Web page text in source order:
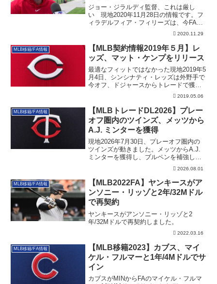
込み
ジョー・ジラルディ監督、これは厳し
い 現地2020年11月28日の情報です。フ
ィラデルフィア・フィリーズは、今FAの
2020.11.29
MLB移籍/FA情報
【MLB契約情報2019年５月】レ
ッズ、マット・ケンプをリリース
最適なフィットではなかった現地2019年5
月4日、シンシナティ・レッズは外野手で
今オフ、ドジャースからトレードで獲得
2019.05.06
MLB移籍/FA情報
【MLBトレードDL2026】プレー
オフ圏内のツインズ、メッツから
A.J. ミンターを獲得
現地2026年7月30日、プレーオフ圏内の
ツインズが動きました。メッツからA.J.
ミンターを獲得し、ブルペンを補強して
2026.08.01
MLB移籍/FA情報
【MLB2022FA】ヤンキースがア
ンソニー・リッゾと2年/32Mドル
で再契約
ヤンキースがアンソニー・リッゾと2
年/32Mドルで再契約しました。
2022.03.16
MLB移籍/FA情報
【MLB移籍2023】カブス、マイ
ケル・フルマーと1年/4Mドルでサ
イン
カブスがMINからFAのマイケル・フルマ